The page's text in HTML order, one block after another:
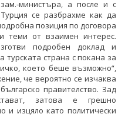
министъра, а после и с
се разбрахме как да
позиция по договора
теми от взаимен интерес.
подробен доклад и
страна с покана за
което беше възможно“,
че вероятно се изчаква
правителство. Зад
затова е грешно
и изцяло като политически